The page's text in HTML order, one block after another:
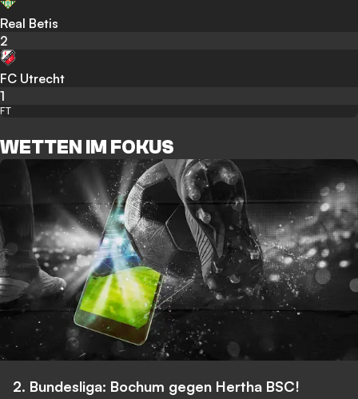
Real Betis
2
FC Utrecht
1
FT
WETTEN IM FOKUS
2. Bundesliga: Bochum gegen Hertha BSC!